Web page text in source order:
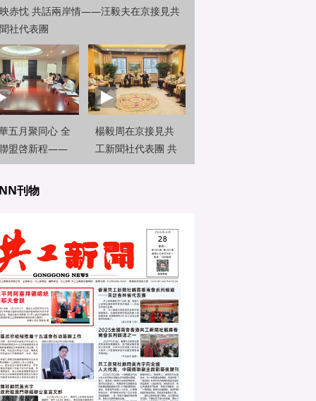
赤忱 共話兩岸情——汪毅夫在京接見共
社代表團
五月聚同心 全
盟啓新程——
峰在京接見共
聞社代
楊毅周在京接見共
工新聞社代表團 共
話國際傳播新篇章
刊物